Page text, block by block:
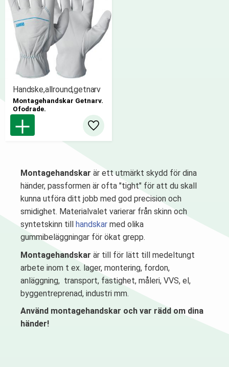
Handske,allround,getnarv
Montagehandskar Getnarv.
Ofodrade.
Lägg till i favoriter
Montagehandskar är ett utmärkt skydd för dina
händer, passformen är ofta "tight" för att du skall
kunna utföra ditt jobb med god precision och
smidighet. Materialvalet varierar från skinn och
syntetskinn till handskar med olika
gummibeläggningar för ökat grepp.
Montagehandskar är till för lätt till medeltungt
arbete inom t ex. lager, montering, fordon,
anläggning, transport, fastighet, måleri, VVS, el,
byggentreprenad, industri mm.
Använd montagehandskar och var rädd om dina
händer!